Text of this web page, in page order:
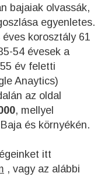
bajaiak olvassák,
egyenletes.
korosztály 61
54 évesek a
év feletti
Anaytics)
az oldal
, mellyel
és környékén.
itt
, vagy az alábbi